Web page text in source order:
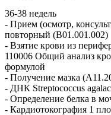
36-38 недель
- Прием (осмотр,
повторный (B01.001.002)
- Взятие крови из
110006 Общий анализ
формулой
- Получение мазка
- ДНК Streptococcus
- Определение белка в
- Кардиотокография 1